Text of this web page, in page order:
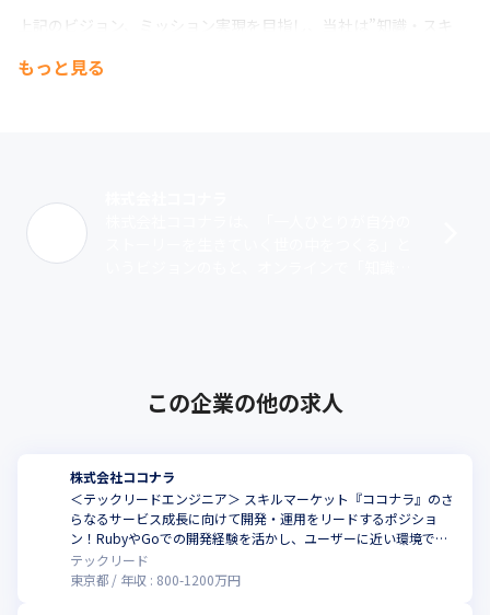
上記のビジョン、ミッション実現を目指し、当社は”知識・スキ
した事業展開を行っています。加えて、弁護士相談サイトや対面サ
■サービスについて
当社サービスには、みんなが自分らしい方法、得意なやり方で誰
で、多彩なサービスを売り買いすることが可能です。
でピンポイントにそれぞれのプロへ「安心」して「気軽」に頼め
る使い勝手の良さが支持を集めています。業界では名の知れた多
くのプロが出品者として登録してくれており、本業ともひけを取
らない売り上げレベルに達している方も出てきています。
もっと見る
この企業の他の求人
株式会社ココナラ
＜テックリードエンジニア＞ スキルマーケット『ココナラ』のさ
らなるサービス成長に向けて開発・運用をリードするポジショ
ン！RubyやGoでの開発経験を活かし、ユーザーに近い環境で開
発しませんか
テックリード
東京都
年収 : 800-1200万円